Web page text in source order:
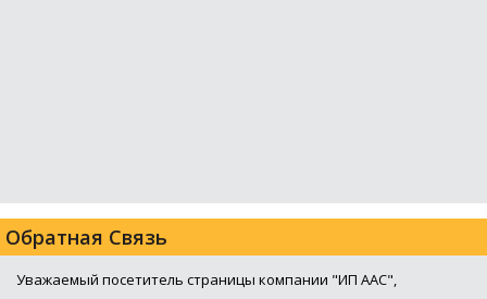
Обратная Связь
Уважаемый посетитель страницы компании "ИП ААС",